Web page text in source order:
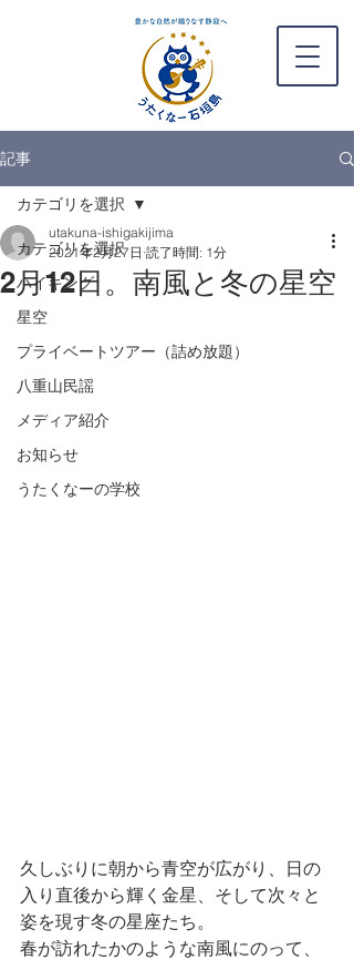
記事
カテゴリを選択
ハイキング
星空
プライベートツアー（詰め放題）
八重山民謡
メディア紹介
お知らせ
うたくなーの学校
カテゴリを選択
2月12日。南風と冬の星空
utakuna-ishigakijima
2021年2月27日 読了時間: 1分
久しぶりに朝から青空が広がり、日の
入り直後から輝く金星、そして次々と
姿を現す冬の星座たち。
春が訪れたかのような南風にのって、